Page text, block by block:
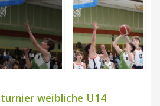
weibliche U14